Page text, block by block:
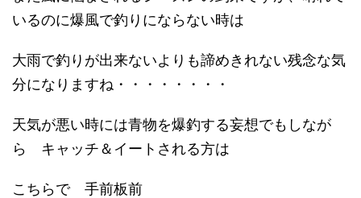
いるのに爆風で釣りにならない時は
大雨で釣りが出来ないよりも諦めきれない残念な気
分になりますね・・・・・・・・
天気が悪い時には青物を爆釣する妄想でもしなが
ら キャッチ＆イートされる方は
こちらで 手前板前